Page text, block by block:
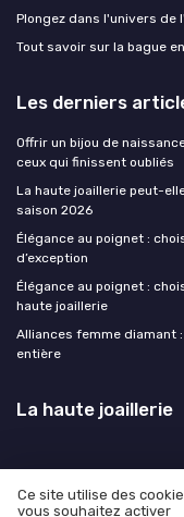
Plongez dans l'univers de
Tout savoir sur la bague
Les derniers
Offrir un bijou de
ceux qui finissent oubliés
La haute joaillerie peut-
saison 2026
Élégance au poignet :
d’exception
Élégance au poignet :
haute joaillerie
Alliances femme diamant
entière
La haute joaillerie
Ce site utilise des
vous souhaitez activer